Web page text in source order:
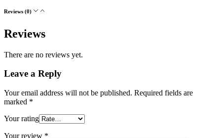
Reviews (0)
Reviews
There are no reviews yet.
Leave a Reply
Your email address will not be published. Required fields are
marked *
Your rating
Your review *